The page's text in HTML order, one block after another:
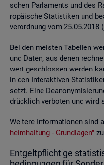
schen Par­la­ments und des
ro­päi­sche Sta­tis­ti­ken und
ver­ord­nung vom 25.05.2018
Bei den meis­ten Ta­bel­len
und Daten, aus denen
wert ge­schlos­sen wer­den
in den In­ter­ak­ti­ven
setzt. Eine
drück­lich ver­bo­ten und wird
Wei­te­re In­for­ma­tio­nen sind
heim­hal­tung - Grund­la­gen"
Ent­gelt­pflich­ti­ge